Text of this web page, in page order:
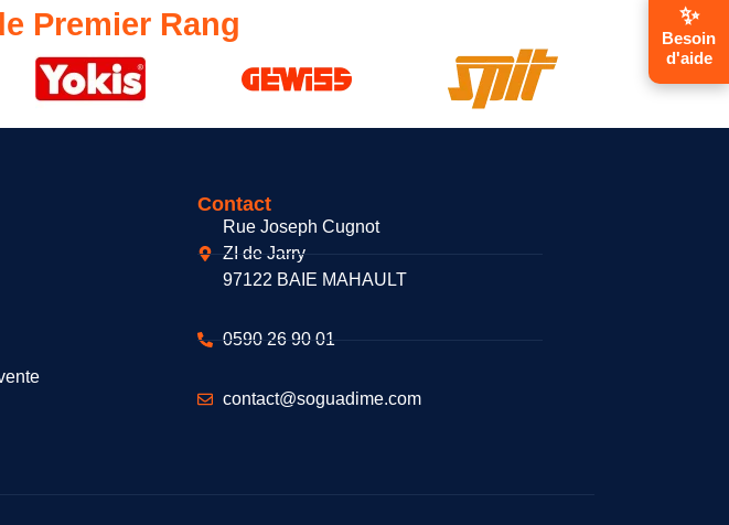
Premier Rang
Contact
Rue Joseph Cugnot
ZI de Jarry
97122 BAIE MAHAULT
0590 26 90 01
contact@soguadime.com
✨
Besoin
d'aide